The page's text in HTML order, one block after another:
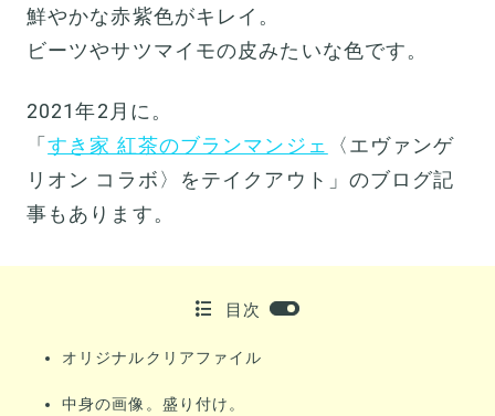
鮮やかな赤紫色がキレイ。
ビーツやサツマイモの皮みたいな色です。
2021年2月に。
「すき家 紅茶のブランマンジェ
〈エヴァンゲ
リオン コラボ〉をテイクアウト」のブログ記
事もあります。
目次
オリジナルクリアファイル
中身の画像。盛り付け。